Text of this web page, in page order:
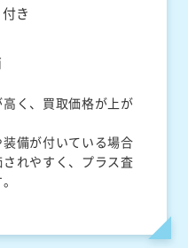
き
く、買取価格が上が
備が付いている場合
れやすく、プラス査